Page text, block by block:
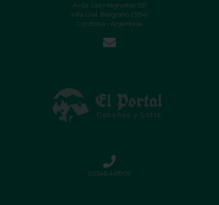
Avda. Las Magnolias 557
Villa Gral. Belgrano (5194)
Córdoba - Argentina.
03546 461909